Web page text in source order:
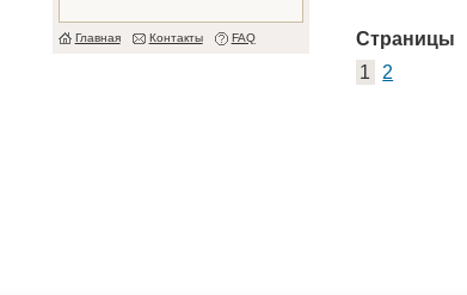
Главная Контакты FAQ Страницы
1 2